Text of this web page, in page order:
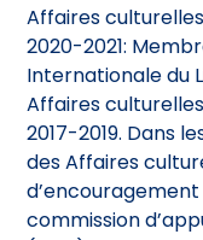
Affaires
2020-2021:
Internationale du
Affaires
2017-2019. Dans
des Affaires
d’encouragement
commission